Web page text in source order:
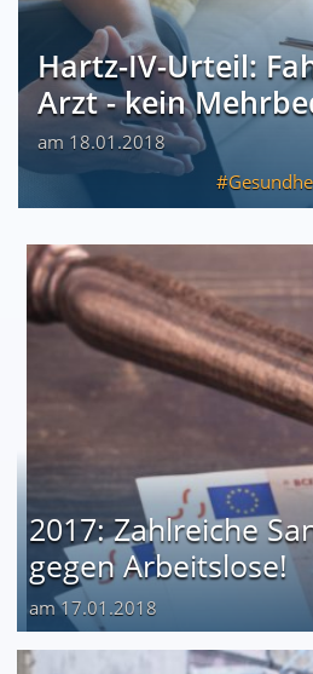
Hartz-IV-Urteil:
Arzt - kein
am 18.01.2018
2017: Zahlreiche
gegen Arbeitslose!
am 17.01.2018